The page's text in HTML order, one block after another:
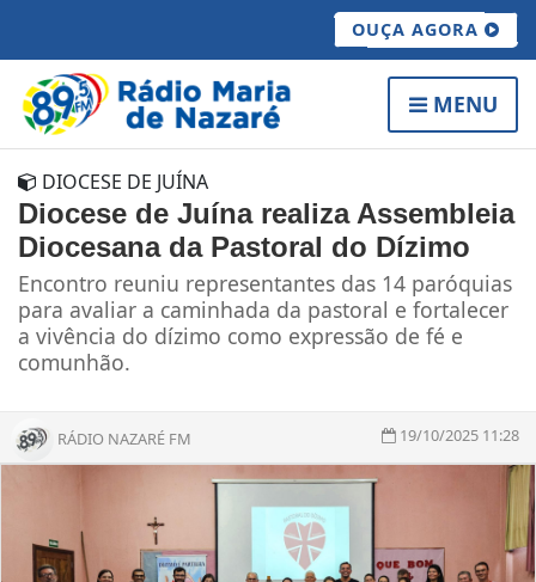
OUÇA AGORA
MENU
DIOCESE DE JUÍNA
Diocese de Juína realiza Assembleia
Diocesana da Pastoral do Dízimo
Encontro reuniu representantes das 14 paróquias
para avaliar a caminhada da pastoral e fortalecer
a vivência do dízimo como expressão de fé e
comunhão.
RÁDIO NAZARÉ FM 19/10/2025 11:28